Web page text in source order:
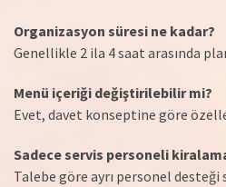
Organizasyon süresi ne kadar?
Genellikle 2 ila 4 saat arasında
Menü içeriği değiştirilebilir mi?
Evet, davet konseptine göre
Sadece servis personeli
Talebe göre ayrı personel desteği